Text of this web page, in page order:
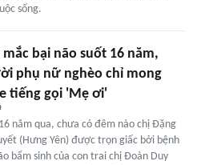
sống.
mắc bại não suốt 16 năm,
phụ nữ nghèo chỉ mong
tiếng gọi 'Mẹ ơi'
năm qua, chưa có đêm nào chị Đặng
(Hưng Yên) được trọn giấc bởi bệnh
bẩm sinh của con trai chị Đoàn Duy